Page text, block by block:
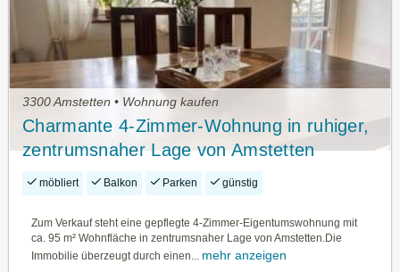
3300 Amstetten • Wohnung kaufen
Charmante 4‑Zimmer‑Wohnung in ruhiger,
zentrumsnaher Lage von Amstetten
möbliert Balkon Parken günstig
Zum Verkauf steht eine gepflegte 4-Zimmer-Eigentumswohnung mit
ca. 95 m² Wohnfläche in zentrumsnaher Lage von Amstetten.Die
Immobilie überzeugt durch einen...
mehr anzeigen